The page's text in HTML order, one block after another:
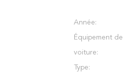
Année:
Équipement de
voiture:
Type: